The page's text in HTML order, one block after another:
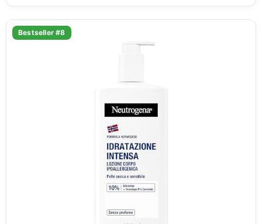
Bestseller #8